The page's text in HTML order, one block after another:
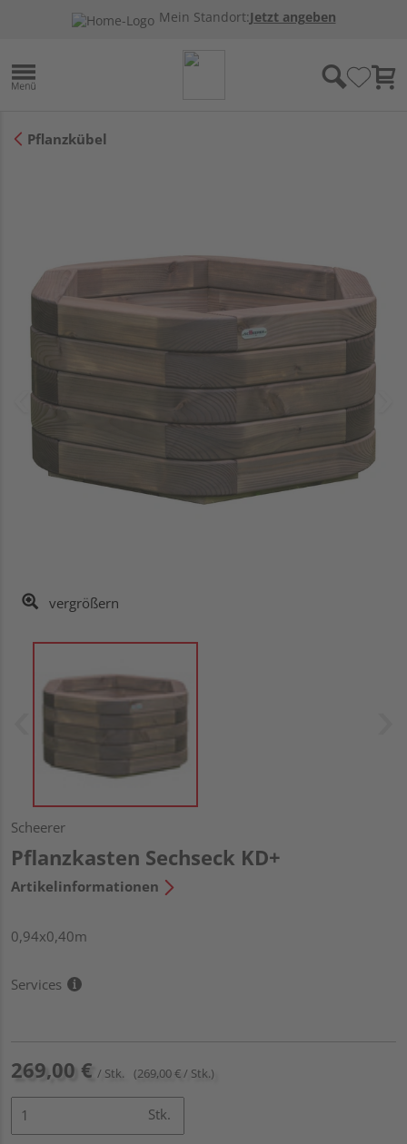
Mein Standort:Jetzt angeben
Pflanzkübel
vergrößern
Scheerer
Pflanzkasten Sechseck KD+
Artikelinformationen
0,94x0,40m
Services
269,00 € / Stk. (269,00 € / Stk.)
Stk.